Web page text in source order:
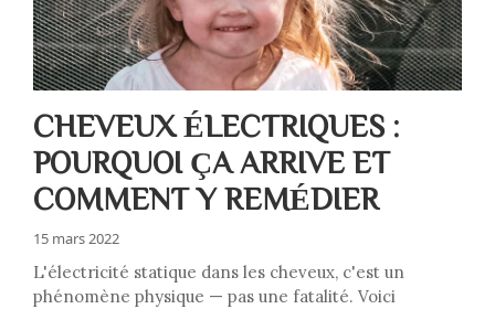
CHEVEUX ÉLECTRIQUES :
POURQUOI ÇA ARRIVE ET
COMMENT Y REMÉDIER
15 mars 2022
L'électricité statique dans les cheveux, c'est un
phénomène physique — pas une fatalité. Voici